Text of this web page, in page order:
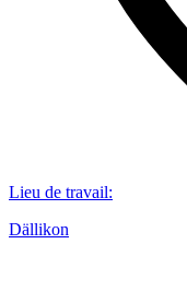
Lieu de travail:
Dällikon